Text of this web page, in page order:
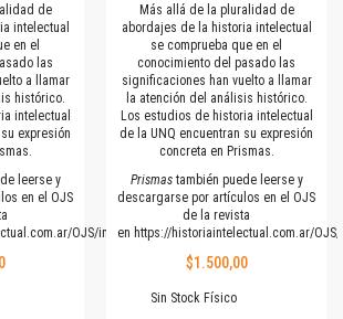
de
intelectual
en el
las
a llamar
histórico.
intelectual
expresión
leerse y
en el OJS
OJS/index.php/Prismas
Más allá de la pluralidad de
abordajes de la historia intelectual
se comprueba que en el
conocimiento del pasado las
significaciones han vuelto a llamar
la atención del análisis histórico.
Los estudios de historia intelectual
de la UNQ encuentran su expresión
concreta en Prismas.
Prismas también puede leerse y
descargarse por artículos en el OJS
de la revista
en https://historiaintelectual.com.ar/
$1.500,00
Sin Stock Físico